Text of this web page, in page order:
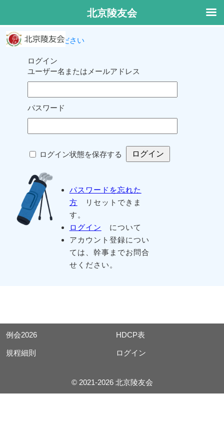
ログインしてください
ログイン
ユーザー名またはメールアドレス
パスワード
ログイン状態を保存する
パスワードを忘れた
方 リセットできま
す。
ログイン
について
アカウント登録につい
ては、幹事までお問合
せください。
例会2026 HDCP表
規程細則 ログイン
© 2021-2026 北京陵友会
北京陵友会